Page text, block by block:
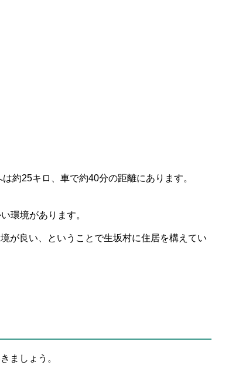
約25キロ、車で約40分の距離にあります。
環境があります。
が良い、ということで生坂村に住居を構えてい
ましょう。